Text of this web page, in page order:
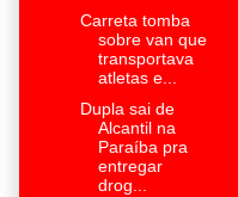
Carreta tomba
sobre van que
transportava
atletas e...
Dupla sai de
Alcantil na
Paraíba pra
entregar
drog...